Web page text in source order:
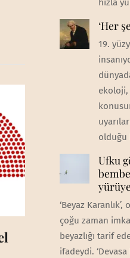
hızla
‘Her
19.
ekoloji,
olduğu
Ufku
‘Beyaz
çoğu zaman
beyazlığı tarif
ifadeydi.